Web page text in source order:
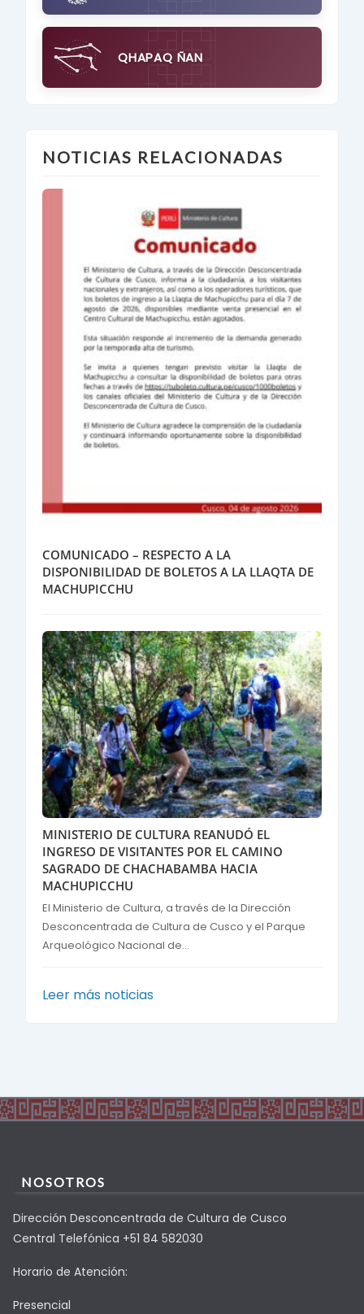
QHAPAQ ÑAN
NOTICIAS RELACIONADAS
COMUNICADO – RESPECTO A LA
DISPONIBILIDAD DE BOLETOS A LA LLAQTA DE
MACHUPICCHU
MINISTERIO DE CULTURA REANUDÓ EL
INGRESO DE VISITANTES POR EL CAMINO
SAGRADO DE CHACHABAMBA HACIA
MACHUPICCHU
El Ministerio de Cultura, a través de la Dirección
Desconcentrada de Cultura de Cusco y el Parque
Arqueológico Nacional de...
Leer más noticias
NOSOTROS
Dirección Desconcentrada de Cultura de Cusco
Central Telefónica +51 84 582030
Horario de Atención:
Presencial